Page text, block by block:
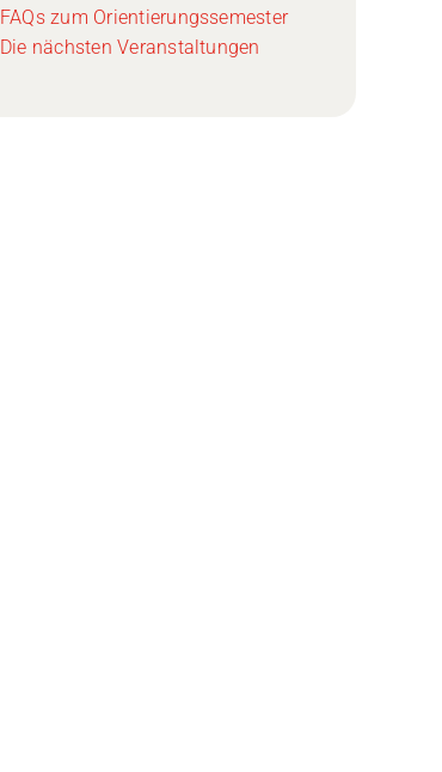
FAQs zum Orientierungssemester
Die nächsten Veranstaltungen